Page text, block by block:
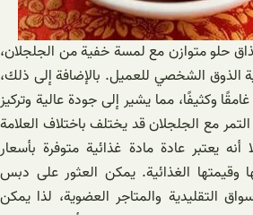
حلو متوازن مع لمسة خفية من الجلجلان،
الذوق الشخصي للعميل. بالإضافة إلى ذلك،
وكثيفًا، مما يشير إلى جودة عالية وتركيز
مع الجلجلان قد يختلف باختلاف العلامة
أنه يعتبر عادة مادة غذائية متوفرة بأسعار
وقيمتها الغذائية. يمكن العثور على دبس
التقليدية والمتاجر العضوية، لذا يمكن